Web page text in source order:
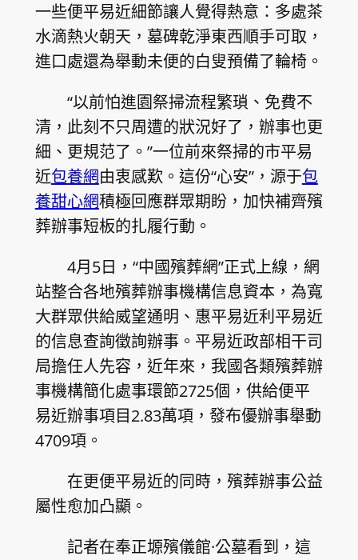
一些便平易近細節讓人覺得熱意：多處茶
水滴熱火朝天，墓碑乾淨東西順手可取，
進口處還為舉動未便的白叟預備了輪椅。
“以前怕進園祭掃流程繁瑣、免費不
清，此刻不只周遭的狀況好了，辦事也更
細、更規范了。”一位前來祭掃的市平易
近包養網由衷感歎。這份“心安”，源于包
養甜心網積極回應群眾期盼，加快補齊殯
葬辦事短板的扎履行動。
4月5日，“中國殯葬網”正式上線，網
站整合各地殯葬辦事機構信息資本，為寬
大群眾供給威望通明、惠平易近利平易近
的信息查詢徵詢辦事。平易近政部相干司
局擔任人先容，近年來，我國各類殯葬辦
事機構簡化處事環節2725個，供給便平
易近辦事項目2.83萬項，發布優辦事舉動
4709項。
在更便平易近的同時，殯葬辦事公益
屬性愈加凸顯。
記者在奉正塬殯儀館·公墓看到，這